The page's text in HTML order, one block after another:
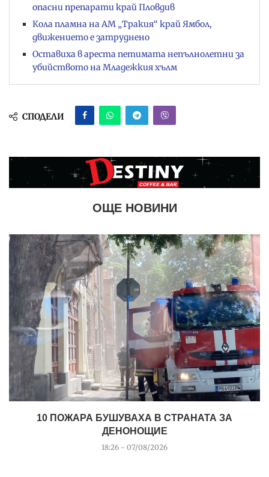
опасни препарати край Пловдив
Кола пламна на АМ „Тракия“ край Ямбол,
движението е затруднено
Оставиха в ареста петимата непълнолетни за
убийството на Младежкия хълм
СПОДЕЛИ
ОЩЕ НОВИНИ
10 ПОЖАРА БУШУВАХА В СТРАНАТА ЗА
ДЕНОНОЩИЕ
18:26 - 07/08/2026